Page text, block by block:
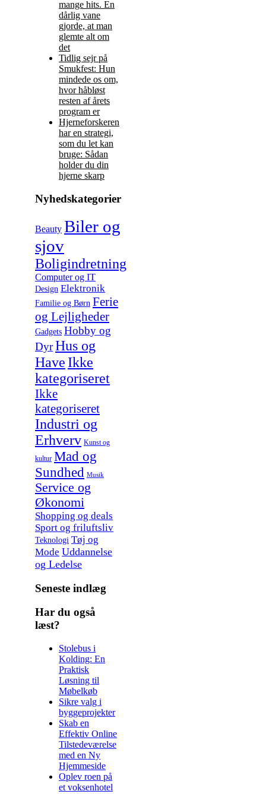
mange hits. En
dårlig vane
gjorde, at man
glemte alt om
det
Tidlig sejr på
Smukfest: Hun
mindede os om,
hvor håbløst
resten af årets
program er
Hjerneforskeren
har en strategi,
som du let kan
bruge: Sådan
holder du din
hjerne skarp
Nyhedskategorier
Beauty Biler og
sjov
Boligindretning
Computer og IT
Design Elektronik
Familie og Børn Ferie
og Lejligheder
Gadgets Hobby og
DyrHus og
Have Ikke
kategoriseret
Ikke
kategoriseret
Industri og
Erhverv Kunst og
kultur Mad og
Sundhed Musik
Service og
Økonomi
Shopping og deals
Sport og friluftsliv
Teknologi Tøj og
Mode Uddannelse
og Ledelse
Seneste indlæg
Har du også
læst?
Stolebus i
Kolding: En
Praktisk
Løsning til
Møbelkøb
Sikre valg i
byggeprojekter
Skab en
Effektiv Online
Tilstedeværelse
med en Ny
Hjemmeside
Oplev roen på
et voksenhotel